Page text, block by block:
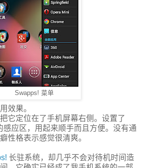
Swapps! 菜单
效果。
它定位在了手机屏幕右侧。设置了
感应区，用起来顺手而且方便。没有通
性格表示感觉很清爽。
长驻系统，却几乎不会对待机时间造